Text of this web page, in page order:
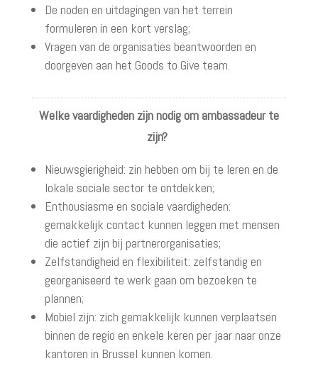
De noden en uitdagingen van het terrein
formuleren in een kort verslag;
Vragen van de organisaties beantwoorden en
doorgeven aan het Goods to Give team.
Welke vaardigheden zijn nodig om ambassadeur te
zijn?
Nieuwsgierigheid: zin hebben om bij te leren en de
lokale sociale sector te ontdekken;
Enthousiasme en sociale vaardigheden:
gemakkelijk contact kunnen leggen met mensen
die actief zijn bij partnerorganisaties;
Zelfstandigheid en flexibiliteit: zelfstandig en
georganiseerd te werk gaan om bezoeken te
plannen;
Mobiel zijn: zich gemakkelijk kunnen verplaatsen
binnen de regio en enkele keren per jaar naar onze
kantoren in Brussel kunnen komen.